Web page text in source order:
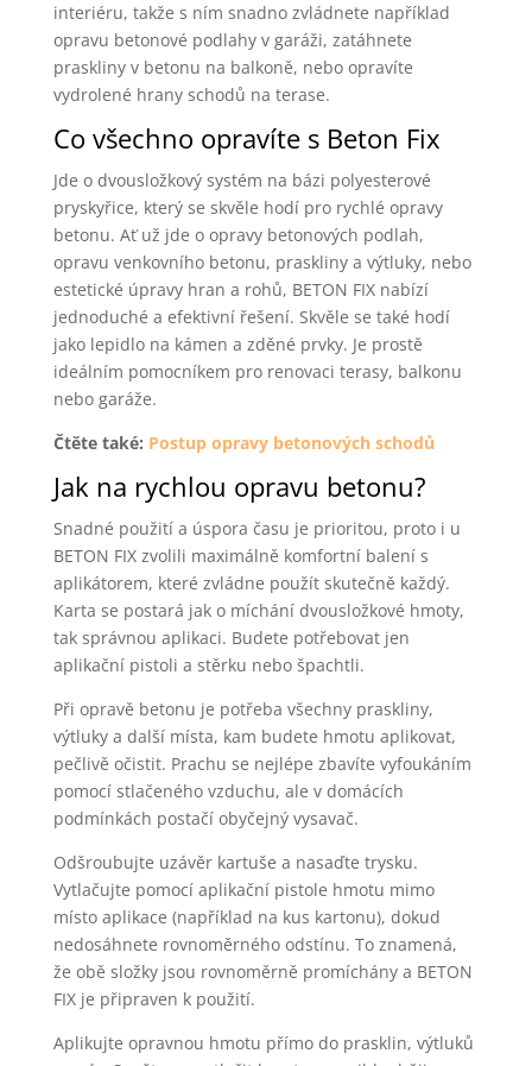
interiéru, takže s ním snadno zvládnete například
opravu betonové podlahy v garáži, zatáhnete
praskliny v betonu na balkoně, nebo opravíte
vydrolené hrany schodů na terase.
Co všechno opravíte s Beton Fix
Jde o dvousložkový systém na bázi polyesterové
pryskyřice, který se skvěle hodí pro rychlé opravy
betonu. Ať už jde o opravy betonových podlah,
opravu venkovního betonu, praskliny a výtluky, nebo
estetické úpravy hran a rohů, BETON FIX nabízí
jednoduché a efektivní řešení. Skvěle se také hodí
jako lepidlo na kámen a zděné prvky. Je prostě
ideálním pomocníkem pro renovaci terasy, balkonu
nebo garáže.
Čtěte také: Postup opravy betonových schodů
Jak na rychlou opravu betonu?
Snadné použití a úspora času je prioritou, proto i u
BETON FIX zvolili maximálně komfortní balení s
aplikátorem, které zvládne použít skutečně každý.
Karta se postará jak o míchání dvousložkové hmoty,
tak správnou aplikaci. Budete potřebovat jen
aplikační pistoli a stěrku nebo špachtli.
Při opravě betonu je potřeba všechny praskliny,
výtluky a další místa, kam budete hmotu aplikovat,
pečlivě očistit. Prachu se nejlépe zbavíte vyfoukáním
pomocí stlačeného vzduchu, ale v domácích
podmínkách postačí obyčejný vysavač.
Odšroubujte uzávěr kartuše a nasaďte trysku.
Vytlačujte pomocí aplikační pistole hmotu mimo
místo aplikace (například na kus kartonu), dokud
nedosáhnete rovnoměrného odstínu. To znamená,
že obě složky jsou rovnoměrně promíchány a BETON
FIX je připraven k použití.
Aplikujte opravnou hmotu přímo do prasklin, výtluků